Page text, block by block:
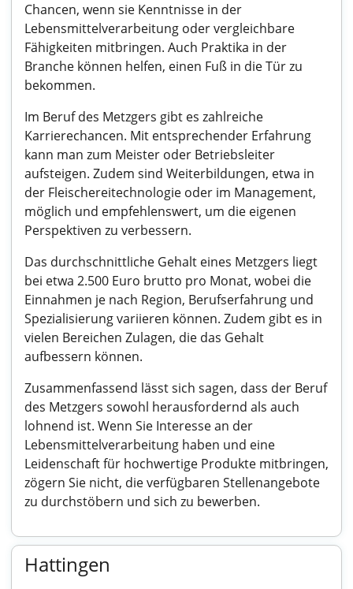
Chancen, wenn sie Kenntnisse in der
Lebensmittelverarbeitung oder vergleichbare
Fähigkeiten mitbringen. Auch Praktika in der
Branche können helfen, einen Fuß in die Tür zu
bekommen.
Im Beruf des Metzgers gibt es zahlreiche
Karrierechancen. Mit entsprechender Erfahrung
kann man zum Meister oder Betriebsleiter
aufsteigen. Zudem sind Weiterbildungen, etwa in
der Fleischereitechnologie oder im Management,
möglich und empfehlenswert, um die eigenen
Perspektiven zu verbessern.
Das durchschnittliche Gehalt eines Metzgers liegt
bei etwa 2.500 Euro brutto pro Monat, wobei die
Einnahmen je nach Region, Berufserfahrung und
Spezialisierung variieren können. Zudem gibt es in
vielen Bereichen Zulagen, die das Gehalt
aufbessern können.
Zusammenfassend lässt sich sagen, dass der Beruf
des Metzgers sowohl herausfordernd als auch
lohnend ist. Wenn Sie Interesse an der
Lebensmittelverarbeitung haben und eine
Leidenschaft für hochwertige Produkte mitbringen,
zögern Sie nicht, die verfügbaren Stellenangebote
zu durchstöbern und sich zu bewerben.
Hattingen